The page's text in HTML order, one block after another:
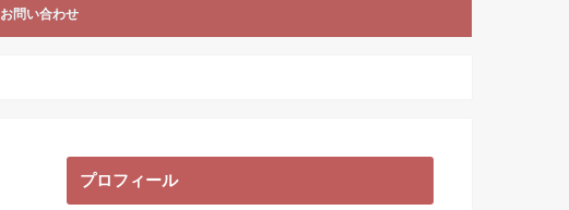
お問い合わせ
プロフィール